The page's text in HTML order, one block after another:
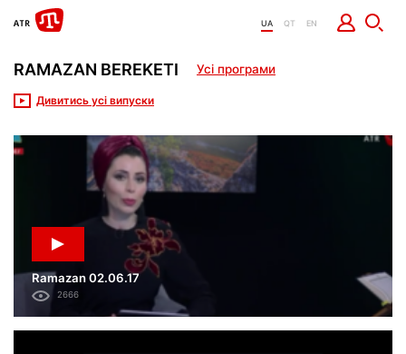
UA QT EN
RAMAZAN BEREKETI Усі програми
Ramazan 02.06.17
2666
Дивитись усі випуски